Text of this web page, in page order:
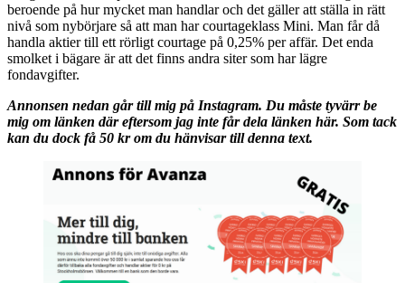
beroende på hur mycket man handlar och det gäller att ställa in rätt
nivå som nybörjare så att man har courtageklass Mini. Man får då
handla aktier till ett rörligt courtage på 0,25% per affär. Det enda
smolket i bägare är att det finns andra siter som har lägre
fondavgifter.
Annonsen nedan går till mig på Instagram. Du måste tyvärr be
mig om länken där eftersom jag inte får dela länken här. Som tack
kan du dock få 50 kr om du hänvisar till denna text.